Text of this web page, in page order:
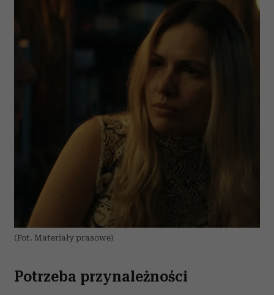
(Fot. Materiały prasowe)
Potrzeba przynależności